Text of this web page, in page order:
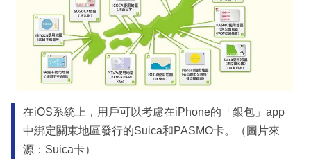
在iOS系統上，用戶可以考慮在iPhone的「銀包」app
中綁定關東地區發行的Suica和PASMO卡。（圖片來
源：Suica卡）